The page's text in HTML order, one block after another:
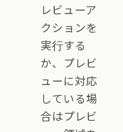
レビューア
クションを
実行する
か、プレビ
ューに対応
している場
合はプレビ